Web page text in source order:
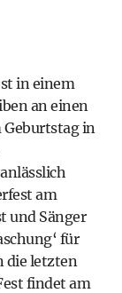
in einem
an einen
Geburtstag in
am
und Sänger
für
die letzten
findet am